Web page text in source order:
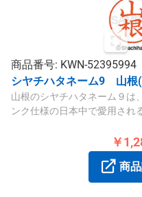
商品番号: KWN-52395994
シヤチハタネーム9 山根
山根のシヤチハタネーム９は
ンク仕様の日本中で愛用され
￥
商